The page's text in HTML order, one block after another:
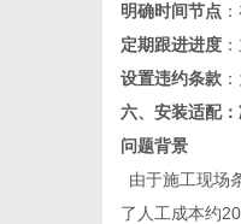
明确时间节点
定期跟进进度
设置违约条款
六、安装适配
问题背景
由于施工现场
了人工成本约